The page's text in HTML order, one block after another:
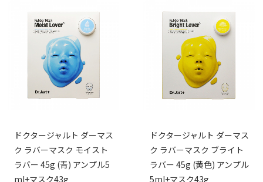
ドクタージャルト ダーマス
ク ラバーマスク モイスト
ラバー 45g (青) アンプル5
ml+マスク43g
ドクタージャルト ダーマス
ク ラバーマスク ブライト
ラバー 45g (黄色) アンプル
5ml+マスク43g